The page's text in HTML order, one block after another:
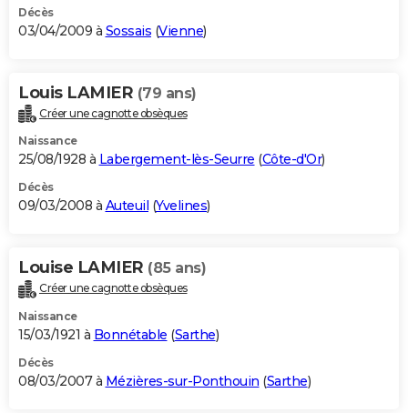
Décès
03/04/2009 à Sossais (Vienne)
Louis LAMIER (79 ans)
Créer une cagnotte obsèques
Naissance
25/08/1928 à Labergement-lès-Seurre (Côte-d'Or)
Décès
09/03/2008 à Auteuil (Yvelines)
Louise LAMIER (85 ans)
Créer une cagnotte obsèques
Naissance
15/03/1921 à Bonnétable (Sarthe)
Décès
08/03/2007 à Mézières-sur-Ponthouin (Sarthe)